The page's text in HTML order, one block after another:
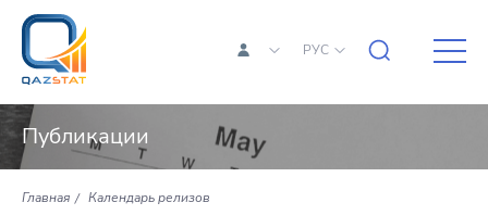
РУС
Публикации
Главная Календарь релизов